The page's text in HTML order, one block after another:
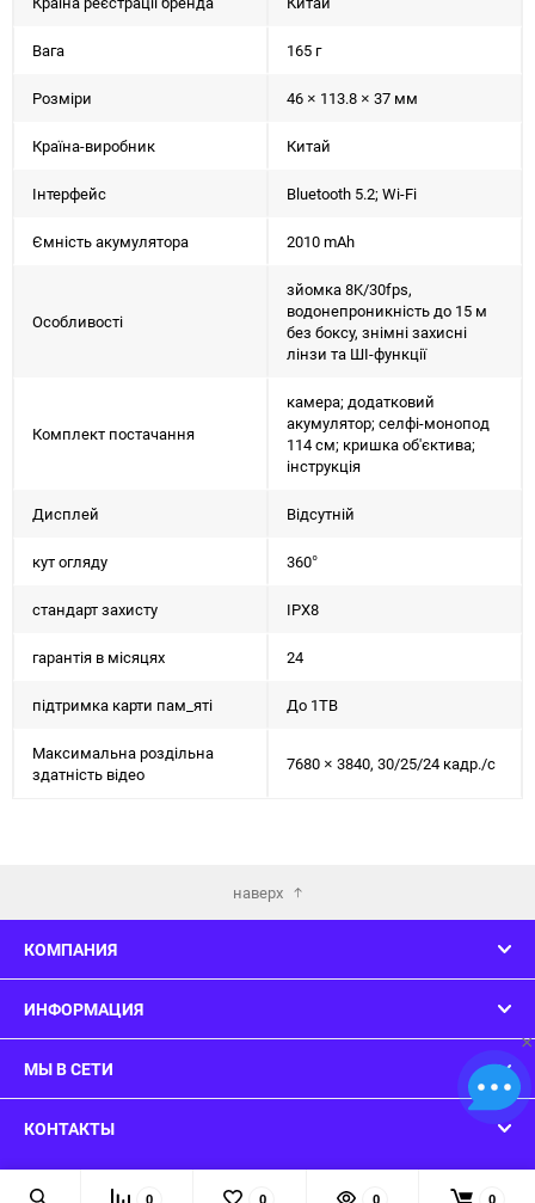
Вага 165 г
Розміри 46 × 113.8 × 37 мм
Країна-виробник Китай
Інтерфейс Bluetooth 5.2; Wi-Fi
Ємність акумулятора 2010 mAh
Особливості
зйомка 8K/30fps,
водонепроникність до 15 м
без боксу, знімні захисні
лінзи та ШІ-функції
Комплект постачання
камера; додатковий
акумулятор; селфі-монопод
114 см; кришка об'єктива;
інструкція
Дисплей Відсутній
кут огляду 360°
стандарт захисту IPX8
гарантія в місяцях 24
підтримка карти пам_яті До 1TB
Максимальна роздільна
здатність відео
7680 × 3840, 30/25/24 кадр./с
наверх
КОМПАНИЯ
ИНФОРМАЦИЯ
МЫ В СЕТИ
КОНТАКТЫ
© 2026 ConsoleWars - Вы нашли то что искали!
0 0 0 0
×